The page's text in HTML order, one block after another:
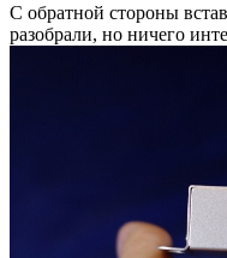
С обратной стороны
разобрали, но ничего